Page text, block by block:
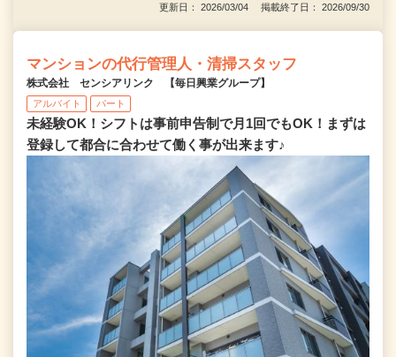
更新日： 2026/03/04 掲載終了日： 2026/09/30
マンションの代行管理人・清掃スタッフ
株式会社 センシアリンク 【毎日興業グループ】
アルバイト パート
未経験OK！シフトは事前申告制で月1回でもOK！まずは
登録して都合に合わせて働く事が出来ます♪